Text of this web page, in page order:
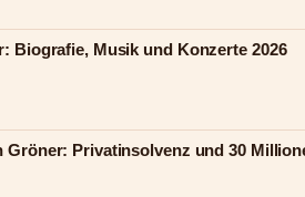
Biografie, Musik und Konzerte 2026
Gröner: Privatinsolvenz und 30